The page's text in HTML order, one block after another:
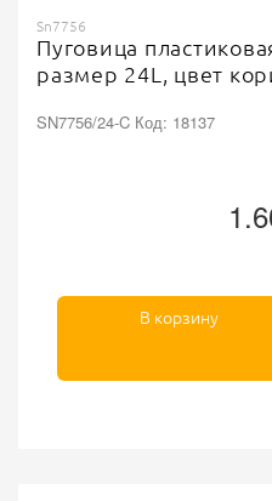
Доступноcть
Sn7756
Пуговица
размер 24L, цвет
SN7756/24-C Код: 18137
В корзину